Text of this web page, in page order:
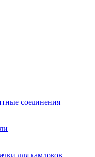
соединения
для камлоков